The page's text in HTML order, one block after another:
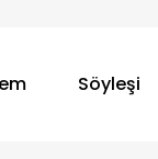
Söyleşi